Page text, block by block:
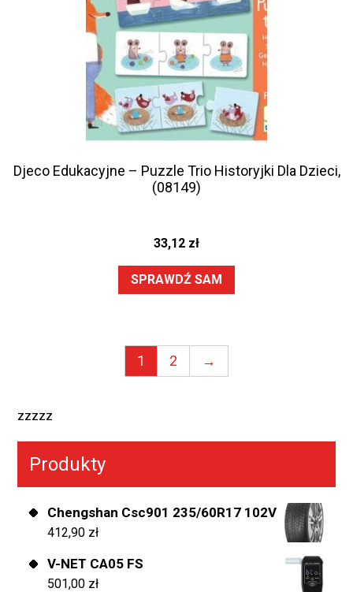
Djeco Edukacyjne – Puzzle Trio Historyjki Dla Dzieci,
(08149)
33,12 zł
SPRAWDŹ SAM
1 2 →
zzzzz
Produkty
Chengshan Csc901 235/60R17 102V
412,90 zł
V-NET CA05 FS
501,00 zł